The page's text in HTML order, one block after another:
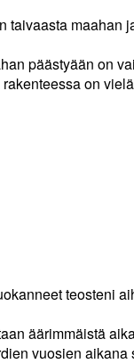
taivaasta maahan
päästyään on
on
teosteni
äärimmäistä
vuosien aikana